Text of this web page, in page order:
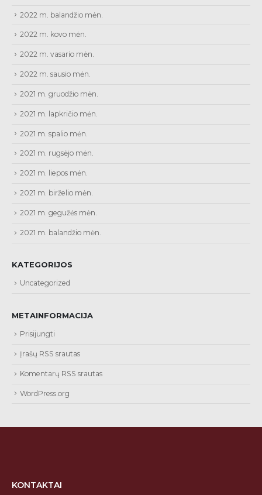
2022 m. balandžio mėn.
2022 m. kovo mėn.
2022 m. vasario mėn.
2022 m. sausio mėn.
2021 m. gruodžio mėn.
2021 m. lapkričio mėn.
2021 m. spalio mėn.
2021 m. rugsėjo mėn.
2021 m. liepos mėn.
2021 m. birželio mėn.
2021 m. gegužės mėn.
2021 m. balandžio mėn.
KATEGORIJOS
Uncategorized
METAINFORMACIJA
Prisijungti
Įrašų RSS srautas
Komentarų RSS srautas
WordPress.org
KONTAKTAI